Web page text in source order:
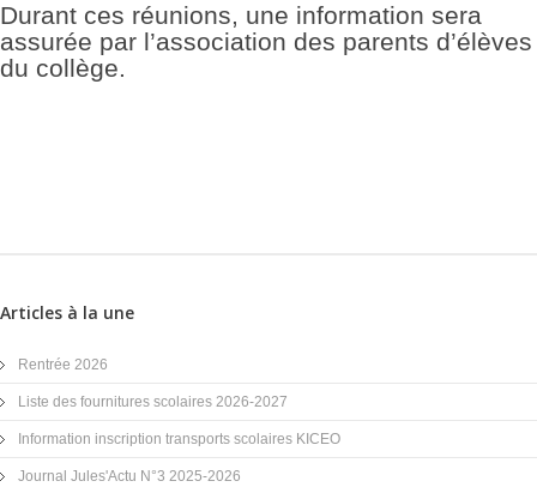
Durant ces réunions, une information sera
assurée par l’association des parents d’élèves
du collège.
Articles à la une
Rentrée 2026
Liste des fournitures scolaires 2026-2027
Information inscription transports scolaires KICEO
Journal Jules'Actu N°3 2025-2026